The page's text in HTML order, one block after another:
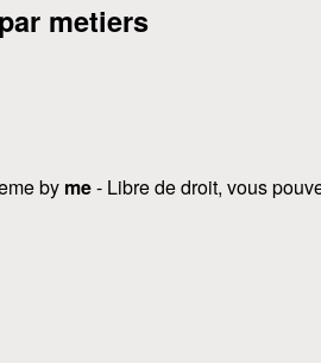
metiers
by me- Libre de droit, vous